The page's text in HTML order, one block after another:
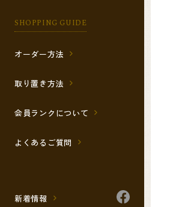
SHOPPING GUIDE
オーダー方法
取り置き方法
会員ランクについて
よくあるご質問
新着情報